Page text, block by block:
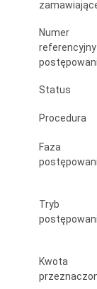
Numer
referencyjny
Status
Procedura
Faza
Tryb
Kwota